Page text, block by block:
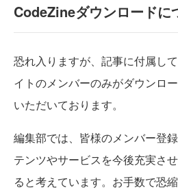
CodeZineダウンロードに
恐れ入りますが、記事に付属し
イトのメンバーのみがダウンロ
いただいております。
編集部では、皆様のメンバー登
テンツやサービスを今後充実さ
ると考えています。お手数で恐